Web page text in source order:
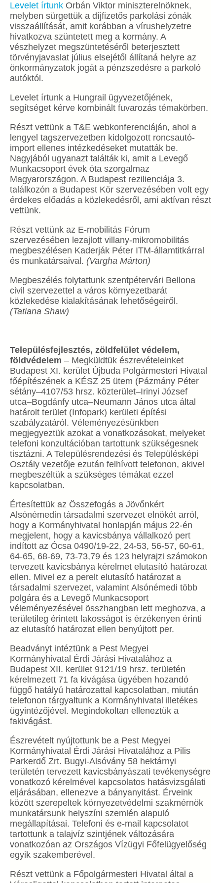
Levelet írtunk Orbán Viktor miniszterelnöknek,
melyben sürgettük a díjfizetős parkolási zónák
visszaállítását, amit korábban a vírushelyzetre
hivatkozva szüntetett meg a kormány. A
vészhelyzet megszüntetéséről beterjesztett
törvényjavaslat július elsejétől állítaná helyre az
önkormányzatok jogát a pénzszedésre a parkoló
autóktól.
Levelet írtunk a Hungrail ügyvezetőjének,
segítséget kérve kombinált fuvarozás témakörben.
Részt vettünk a T&E webkonferenciáján, ahol a
lengyel tagszervezetben kidolgozott roncsautó-
import ellenes intézkedéseket mutatták be.
Nagyjából ugyanazt találták ki, amit a Levegő
Munkacsoport évek óta szorgalmaz
Magyarországon. A Budapest rezilienciája 3.
találkozón a Budapest Kör szervezésében volt egy
érdekes előadás a közlekedésről, ami aktívan részt
vettünk.
Részt vettünk az E-mobilitás Fórum
szervezésében lezajlott villany-mikromobilitás
megbeszélésen Kaderják Péter ITM-államtitkárral
és munkatársaival. (Vargha Márton)
Megbeszélés folytattunk szentpétervári Bellona
civil szervezettel a város környezetbarát
közlekedése kialakításának lehetőségeiről.
(Tatiana Shaw)
Településfejlesztés, zöldfelület védelem,
földvédelem – Megküldtük észrevételeinket
Budapest XI. kerület Újbuda Polgármesteri Hivatal
főépítészének a KÉSZ 25 ütem (Pázmány Péter
sétány–4107/53 hrsz. közterület–Irinyi József
utca–Bogdánfy utca–Neumann János utca által
határolt terület (Infopark) kerületi építési
szabályzatáról. Véleményezésünkben
megjegyeztük azokat a vonatkozásokat, melyeket
telefoni konzultációban tartottunk szükségesnek
tisztázni. A Településrendezési és Településképi
Osztály vezetője ezután felhívott telefonon, akivel
megbeszéltük a szükséges témákat ezzel
kapcsolatban.
Értesítettük az Összefogás a Jövőnkért
Alsónémedin társadalmi szervezet elnökét arról,
hogy a Kormányhivatal honlapján május 22-én
megjelent, hogy a kavicsbánya vállalkozó pert
indított az Ócsa 0490/19-22, 24-53, 56-57, 60-61,
64-65, 68-69, 73-73,79 és 123 helyrajzi számokon
tervezett kavicsbánya kérelmet elutasító határozat
ellen. Mivel ez a perelt elutasító határozat a
társadalmi szervezet, valamint Alsónémedi több
polgára és a Levegő Munkacsoport
véleményezésével összhangban lett meghozva, a
területileg érintett lakosságot is érzékenyen érinti
az elutasító határozat ellen benyújtott per.
Beadványt intéztünk a Pest Megyei
Kormányhivatal Érdi Járási Hivatalához a
Budapest XII. kerület 9121/19 hrsz. területén
kérelmezett 71 fa kivágása ügyében hozandó
függő hatályú határozattal kapcsolatban, miután
telefonon tárgyaltunk a Kormányhivatal illetékes
ügyintézőjével. Megindokoltan elleneztük a
fakivágást.
Észrevételt nyújtottunk be a Pest Megyei
Kormányhivatal Érdi Járási Hivatalához a Pilis
Parkerdő Zrt. Bugyi-Alsóvány 58 hektárnyi
területén tervezett kavicsbányászati tevékenységre
vonatkozó kérelmével kapcsolatos hatásvizsgálati
eljárásában, ellenezve a bányanyitást. Érveink
között szerepeltek környezetvédelmi szakmérnök
munkatársunk helyszíni szemlén alapuló
megállapításai. Telefoni és e-mail kapcsolatot
tartottunk a talajvíz szintjének változására
vonatkozóan az Országos Vízügyi Főfelügyelőség
egyik szakemberével.
Részt vettünk a Főpolgármesteri Hivatal által a